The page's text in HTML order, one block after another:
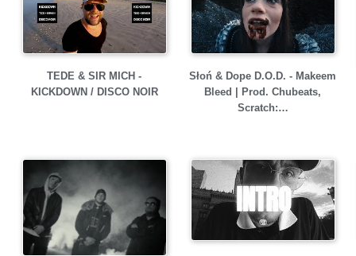
TEDE & SIR MICH -
KICKDOWN / DISCO NOIR
Słoń & Dope D.O.D. - Makeem
Bleed | Prod. Chubeats,
Scratch:…